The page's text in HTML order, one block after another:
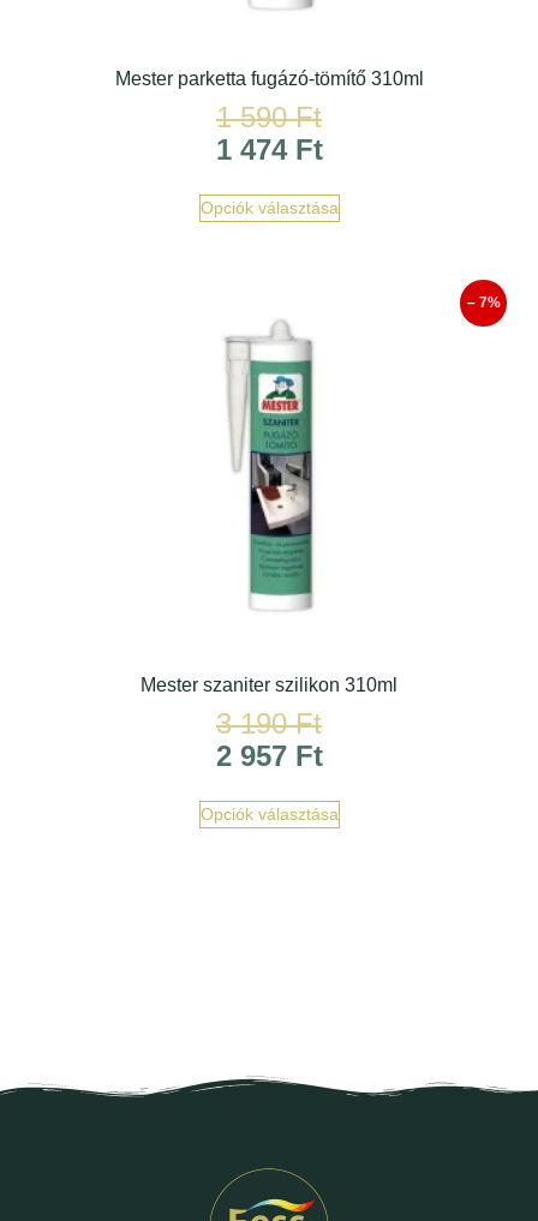
Mester parketta fugázó-tömítő 310ml
1 590Ft
1 474 Ft
Opciók választása
– 7%
Mester szaniter szilikon 310ml
3 190Ft
2 957 Ft
Opciók választása